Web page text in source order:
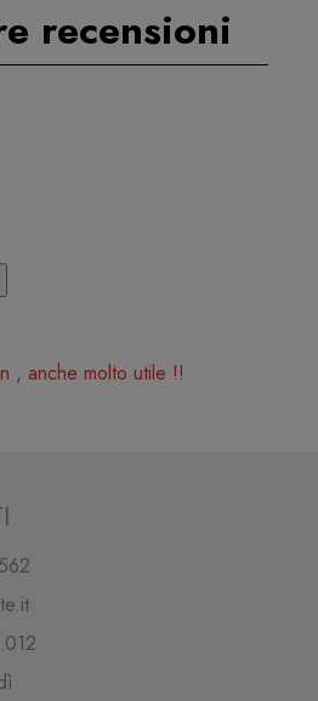
recensioni
, anche molto utile !!